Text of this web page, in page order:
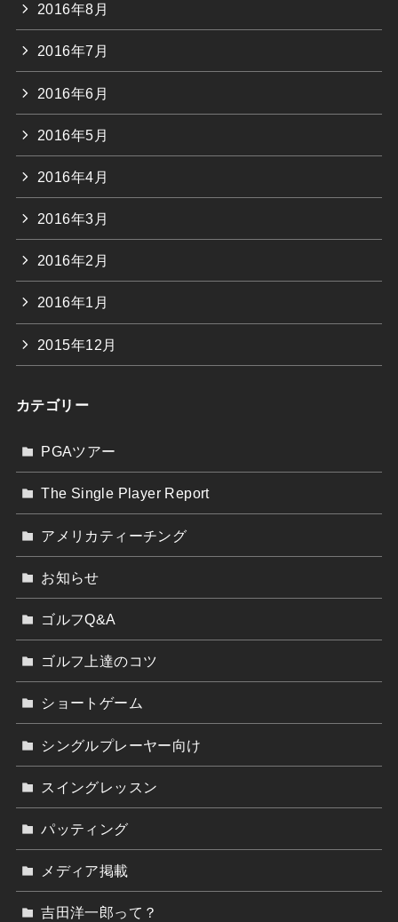
2016年8月
2016年7月
2016年6月
2016年5月
2016年4月
2016年3月
2016年2月
2016年1月
2015年12月
カテゴリー
PGAツアー
The Single Player Report
アメリカティーチング
お知らせ
ゴルフQ&A
ゴルフ上達のコツ
ショートゲーム
シングルプレーヤー向け
スイングレッスン
パッティング
メディア掲載
吉田洋一郎って？